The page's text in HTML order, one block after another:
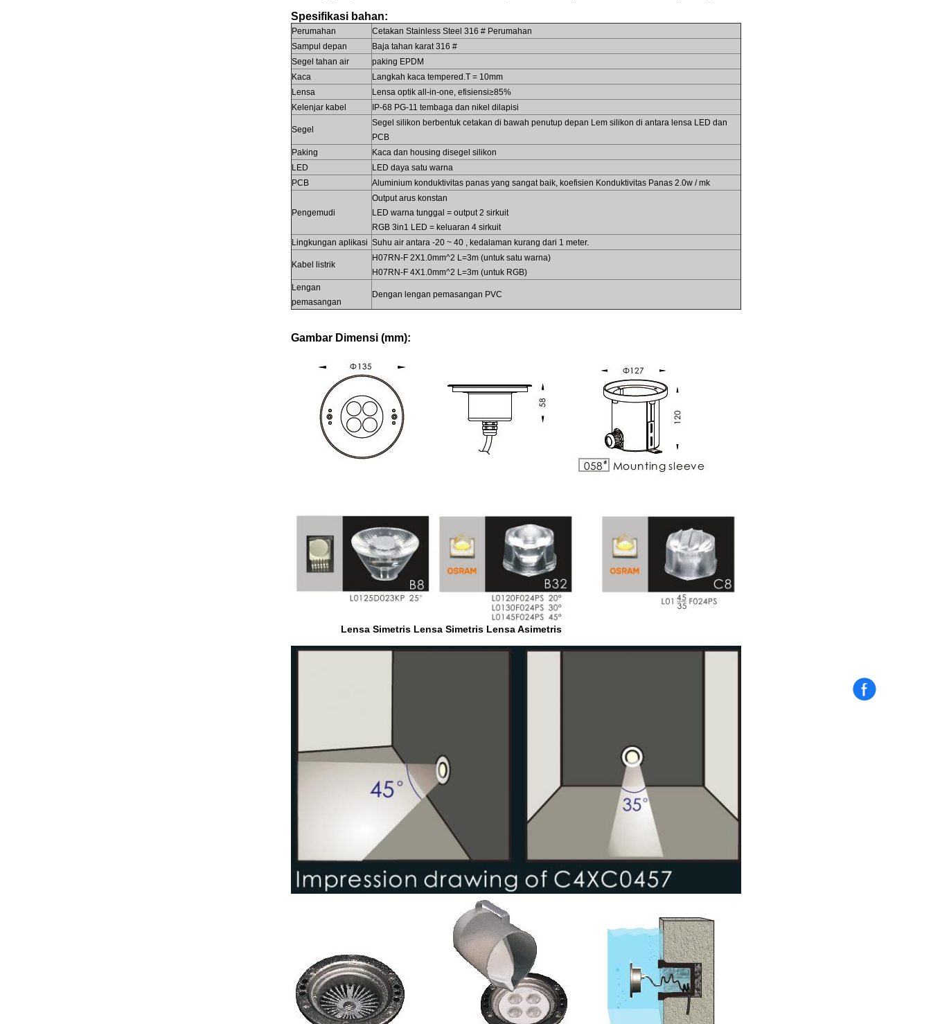
Spesifikasi bahan:
Perumahan
Cetakan Stainless Steel 316 # Perumahan
Sampul depan
Baja tahan karat 316 #
Segel tahan air
paking EPDM
Kaca
Langkah kaca tempered.T = 10mm
Lensa
Lensa optik all-in-one, efisiensi≥85%
Kelenjar kabel
IP-68 PG-11 tembaga dan nikel dilapisi
Segel
Segel silikon berbentuk cetakan di bawah penutup depan Lem silikon di antara lensa LED dan
PCB
Paking
Kaca dan housing disegel silikon
LED
LED daya satu warna
PCB
Aluminium konduktivitas panas yang sangat baik, koefisien Konduktivitas Panas 2.0w / mk
Pengemudi
Output arus konstan
LED warna tunggal = output 2 sirkuit
RGB 3in1 LED = keluaran 4 sirkuit
Lingkungan aplikasi Suhu air antara -20 ~ 40 , kedalaman kurang dari 1 meter.
Kabel listrik
H07RN-F 2X1.0mm^2 L=3m (untuk satu warna)
H07RN-F 4X1.0mm^2 L=3m (untuk RGB)
Lengan
pemasangan
Dengan lengan pemasangan PVC
Gambar Dimensi (mm):
Lensa Simetris Lensa Simetris Lensa Asimetris